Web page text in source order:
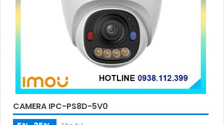
CAMERA IPC-PS8D-5V0